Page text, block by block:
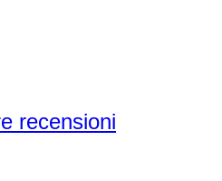
recensioni